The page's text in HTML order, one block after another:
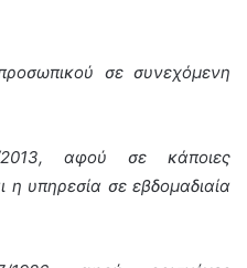
σε συνεχόμενη
αφού σε κάποιες
η υπηρεσία σε εβδομαδιαία